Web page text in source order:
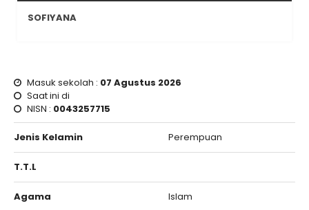
SOFIYANA
Masuk sekolah : 07 Agustus 2026
Saat ini di
NISN : 0043257715
Jenis Kelamin Perempuan
T.T.L
Agama Islam